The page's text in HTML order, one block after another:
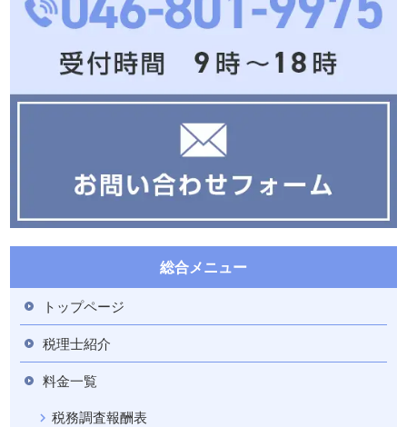
総合メニュー
トップページ
税理士紹介
料金一覧
税務調査報酬表